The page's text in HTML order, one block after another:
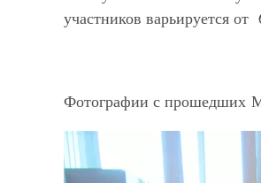
участников варьируется от
Фотографии с прошедших